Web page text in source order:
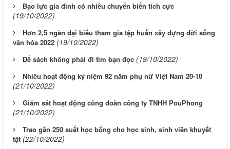
Bạo lực gia đình có nhiều chuyển biến tích cực
(19/10/2022)
Hơn 2,5 ngàn đại biểu tham gia tập huấn xây dựng đời sống
văn hóa 2022 (19/10/2022)
Ðể sách không phải đi tìm bạn đọc (19/10/2022)
Nhiều hoạt động kỷ niệm 92 năm phụ nữ Việt Nam 20-10
(21/10/2022)
Giám sát hoạt động công đoàn công ty TNHH PouPhong
(21/10/2022)
Trao gần 250 suất học bổng cho học sinh, sinh viên khuyết
tật (22/10/2022)